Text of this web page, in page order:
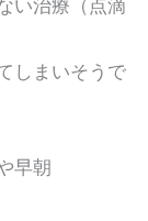
い治療（点滴
しまいそうで
朝